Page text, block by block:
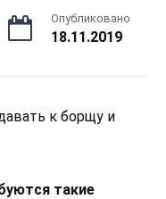
Опубликовано
18.11.2019
к борщу и
такие